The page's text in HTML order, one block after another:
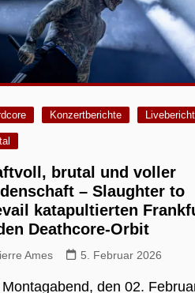
Konzertberichte
brutal und voller
– Slaughter to
katapultierten
Deathcore-Orbit
Ames 5. Februar 2026
den 02.